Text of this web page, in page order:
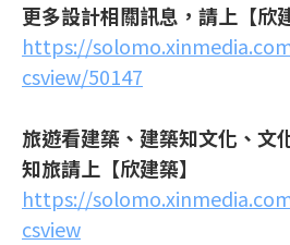
更多設計相關訊息，請上【欣
https://
csview/50147
旅遊看建築、建築知文化、文
知旅請上【欣建築】
https://
csview